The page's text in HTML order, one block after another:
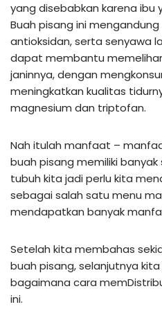
yang disebabkan karena ibu
Buah pisang ini
antioksidan, serta senyawa
dapat membantu
janinnya, dengan
meningkatkan kualitas
magnesium dan triptofan.
Nah itulah manfaat –
buah pisang memiliki
tubuh kita jadi perlu kita
sebagai salah satu menu
mendapatkan banyak
Setelah kita membahas
buah pisang, selanjutnya
bagaimana cara
ini.